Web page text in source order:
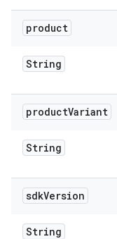
product
String
productVariant
String
sdkVersion
String